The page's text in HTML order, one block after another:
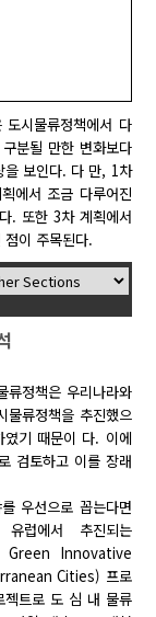
시물류정책에서 다
분될 만한 변화보다
을 보인다. 다 만, 1차
에서 조금 다루어진
. 또한 3차 계획에서
이 주목된다.
정책은 우리나라와
물류정책을 추진했으
였기 때문이 다. 이에
검토하고 이를 장래
우선으로 꼽는다면
럽에서 추진되는
Green Innovative
Cities) 프로
트로 도 심 내 물류